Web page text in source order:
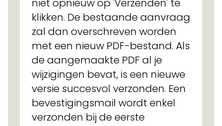
niet opnieuw op 'Verzenden' te
klikken. De bestaande aanvraag
zal dan overschreven worden
met een nieuw PDF-bestand. Als
de aangemaakte PDF al je
wijzigingen bevat, is een nieuwe
versie succesvol verzonden. Een
bevestigingsmail wordt enkel
verzonden bij de eerste